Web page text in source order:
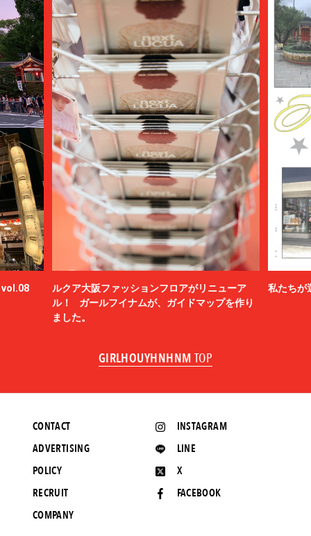
vol.08
ルクア大阪ファッションフロアがリニューア
ル！ ガールフイナムが、ガイドマップを作り
ました。
私たちが
GIRLHOUYHNHNM TOP
INSTAGRAM
LINE
X
FACEBOOK
CONTACT
ADVERTISING
POLICY
RECRUIT
COMPANY